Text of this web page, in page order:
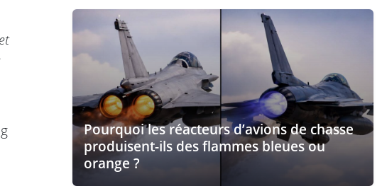
Pourquoi les réacteurs d’avions de chasse
produisent-ils des flammes bleues ou
orange ?